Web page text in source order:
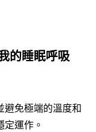
的睡眠呼吸
避免極端的溫度和
運作。